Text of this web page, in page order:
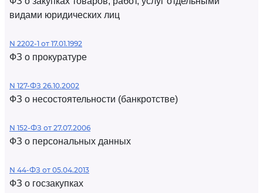
видами юридических лиц
N 2202-1 от 17.01.1992
ФЗ о прокуратуре
N 127-ФЗ 26.10.2002
ФЗ о несостоятельности (банкротстве)
N 152-ФЗ от 27.07.2006
ФЗ о персональных данных
N 44-ФЗ от 05.04.2013
ФЗ о госзакупках